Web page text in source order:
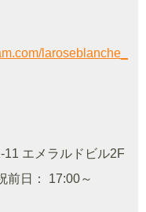
laroseblanche_
エメラルドビル2F
前日： 17:00～